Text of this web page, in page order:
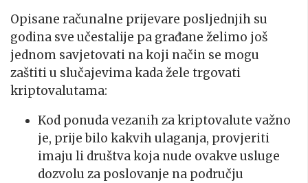
Opisane računalne prijevare posljednjih su
godina sve učestalije pa građane želimo još
jednom savjetovati na koji način se mogu
zaštiti u slučajevima kada žele trgovati
kriptovalutama:
Kod ponuda vezanih za kriptovalute važno
je, prije bilo kakvih ulaganja, provjeriti
imaju li društva koja nude ovakve usluge
dozvolu za poslovanje na području